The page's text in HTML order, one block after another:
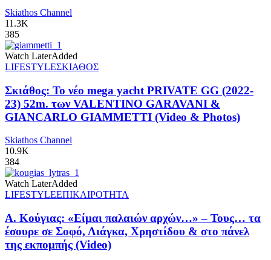
Skiathos Channel
11.3K
385
Watch LaterAdded
LIFESTYLEΣΚΙΑΘΟΣ
Σκιάθος: Το νέο mega yacht PRIVATE GG (2022-
23) 52m. των VALENTINO GARAVANI &
GIANCARLO GIAMMETTI (Video & Photos)
Skiathos Channel
10.9K
384
Watch LaterAdded
LIFESTYLEΕΠΙΚΑΙΡΟΤΗΤΑ
Α. Κούγιας: «Είμαι παλαιών αρχών…» – Τους… τα
έσουρε σε Σοφό, Λιάγκα, Χρηστίδου & στο πάνελ
της εκπομπής (Video)